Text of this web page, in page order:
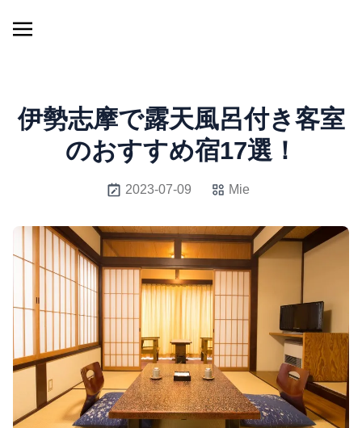
伊勢志摩で露天風呂付き客室
のおすすめ宿17選！
2023-07-09 Mie